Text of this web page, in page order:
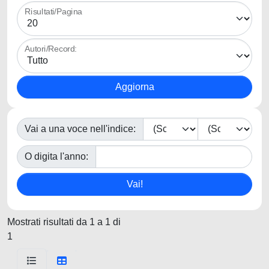
Risultati/Pagina
Autori/Record:
Vai a una voce nell'indice:
O digita l'anno:
Mostrati risultati da 1 a 1 di
1